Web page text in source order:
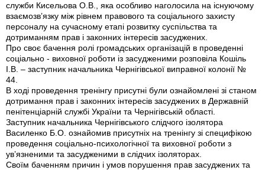
служби Кисельова О.В., яка особливо наголосила на існуючому
взаємозв’язку між рівнем правового та соціального захисту
персоналу на сучасному етапі розвитку суспільства та
дотриманням прав і законних інтересів засуджених.
Про своє бачення ролі громадських організацій в проведенні
соціально - виховної роботи із засудженими розповіла Кошіль
І.В. – заступник начальника Чернігівської виправної колонії №
44.
В ході проведення тренінгу присутні були ознайомлені зі станом
дотримання прав і законних інтересів засуджених в Державній
пенітенціарній службі України та Чернігівській області.
Заступник начальника Чернігівського слідчого ізолятора
Василенко Б.О. ознайомив присутніх на тренінгу зі специфікою
проведення соціально-психологічної та виховної роботи з
ув’язненими та засудженими в слідчих ізоляторах.
Своїм баченням причин і умов порушення прав засуджених та